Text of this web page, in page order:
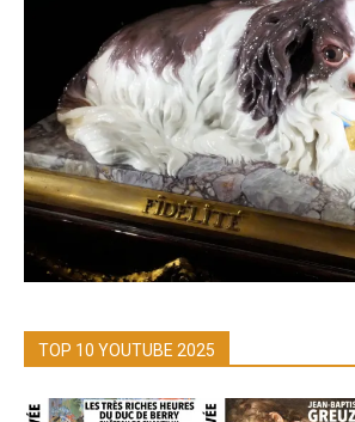
TOP 10 YOUTUBE 2025